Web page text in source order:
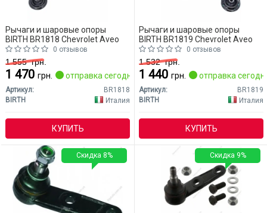
Рычаги и шаровые опоры
BIRTH BR1818 Chevrolet Aveo
0 отзывов
1 555грн.
1 470 грн. отправка сегодня
Артикул:
BR1818
BIRTH
Италия
КУПИТЬ
Рычаги и шаровые опоры
BIRTH BR1819 Chevrolet Aveo
0 отзывов
1 532грн.
1 440 грн. отправка
Артикул:
BR1819
BIRTH
Италия
КУПИТЬ
Скидка 8% Скидка 9%